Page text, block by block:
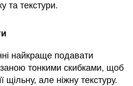
та текстури.
найкраще подавати
тонкими скибками, щоб
щільну, але ніжну текстуру.